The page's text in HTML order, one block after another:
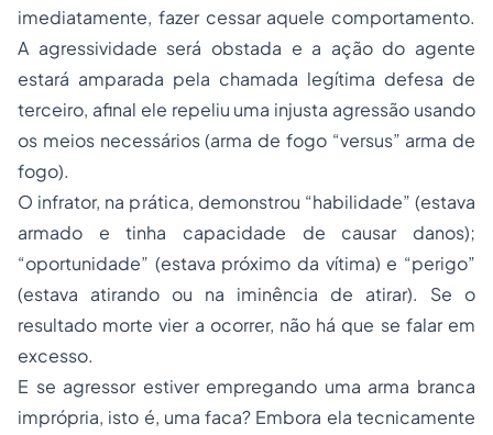
imediatamente, fazer cessar aquele comportamento.
A agressividade será obstada e a ação do agente
estará amparada pela chamada legítima defesa de
terceiro, afinal ele repeliu uma injusta agressão usando
os meios necessários (arma de fogo “versus” arma de
fogo).
O infrator, na prática, demonstrou “habilidade” (estava
armado e tinha capacidade de causar danos);
“oportunidade” (estava próximo da vítima) e “perigo”
(estava atirando ou na iminência de atirar). Se o
resultado morte vier a ocorrer, não há que se falar em
excesso.
E se agressor estiver empregando uma arma branca
imprópria, isto é, uma faca? Embora ela tecnicamente